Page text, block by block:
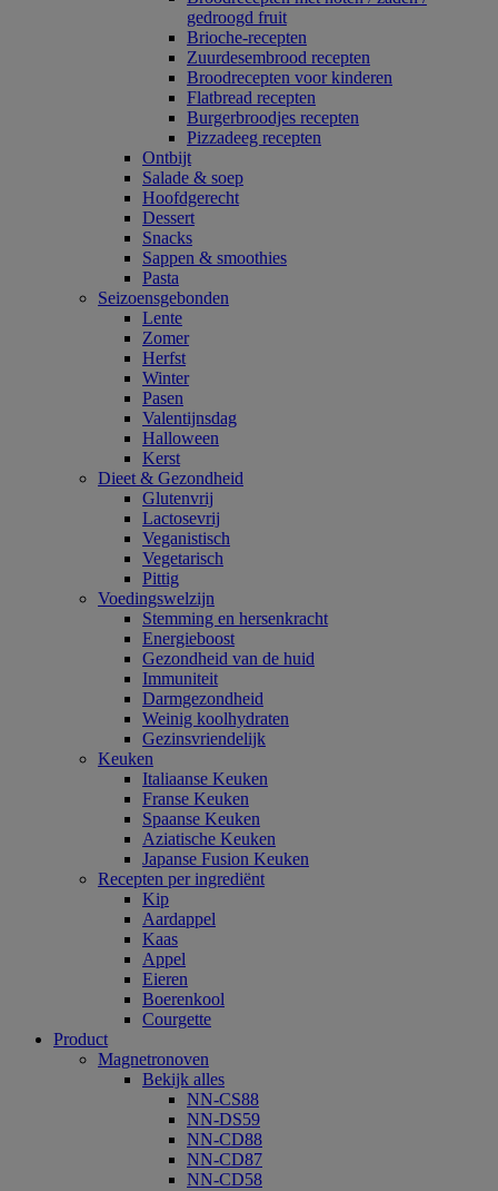
gedroogd fruit
Brioche-recepten
Zuurdesembrood recepten
Broodrecepten voor kinderen
Flatbread recepten
Burgerbroodjes recepten
Pizzadeeg recepten
Ontbijt
Salade & soep
Hoofdgerecht
Dessert
Snacks
Sappen & smoothies
Pasta
Seizoensgebonden
Lente
Zomer
Herfst
Winter
Pasen
Valentijnsdag
Halloween
Kerst
Dieet & Gezondheid
Glutenvrij
Lactosevrij
Veganistisch
Vegetarisch
Pittig
Voedingswelzijn
Stemming en hersenkracht
Energieboost
Gezondheid van de huid
Immuniteit
Darmgezondheid
Weinig koolhydraten
Gezinsvriendelijk
Keuken
Italiaanse Keuken
Franse Keuken
Spaanse Keuken
Aziatische Keuken
Japanse Fusion Keuken
Recepten per ingrediënt
Kip
Aardappel
Kaas
Appel
Eieren
Boerenkool
Courgette
Product
Magnetronoven
Bekijk alles
NN-CS88
NN-DS59
NN-CD88
NN-CD87
NN-CD58